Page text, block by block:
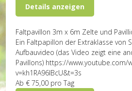
Details anzeigen
Faltpavillon 3m x 6m Zelte und
Ein Faltpapillon der Extraklasse von
Aufbauvideo (das Video zeigt eine
Pavillons) https://www.youtube.com/
v=kh1RA96IBcU&t=3s
Ab € 75,00 pro Tag